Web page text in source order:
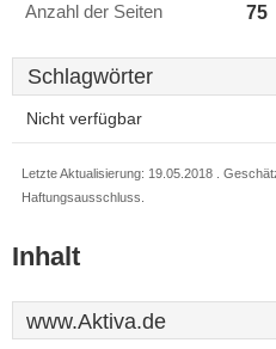
Anzahl der Seiten 75
Schlagwörter
Nicht verfügbar
Letzte Aktualisierung: 19.05.2018 .
Haftungsausschluss.
Inhalt
www.Aktiva.de